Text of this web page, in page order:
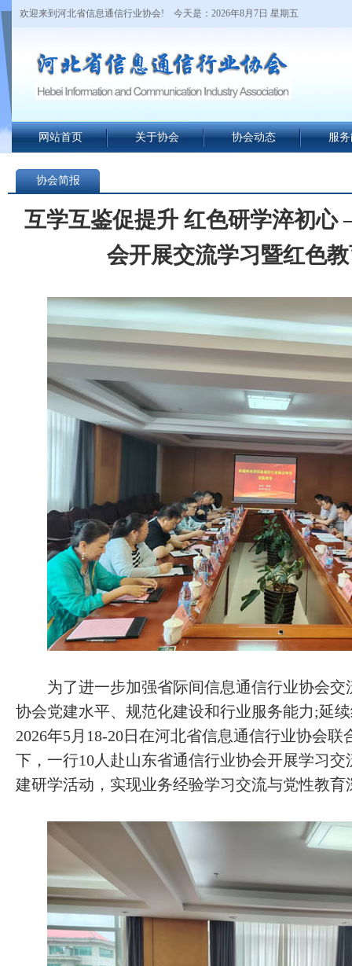
欢迎来到河北省信息通信行业协会! 今天是：2026年8月7日 星期五
网站首页 关于协会 协会动态 服
协会简报
互学互鉴促提升 红色研学淬初
会开展交流学习暨红色
为了进一步加强省际间信息通信行业协会交
协会党建水平、规范化建设和行业服务能力;延
2026年5月18-20日在河北省信息通信行业协会
下，一行10人赴山东省通信行业协会开展学习
建研学活动，实现业务经验学习交流与党性教育